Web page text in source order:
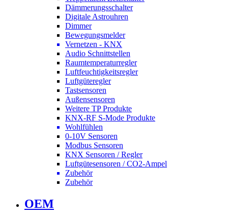
Dämmerungsschalter
Digitale Astrouhren
Dimmer
Bewegungsmelder
Vernetzen - KNX
Audio Schnittstellen
Raumtemperaturregler
Luftfeuchtigkeitsregler
Luftgüteregler
Tastsensoren
Außensensoren
Weitere TP Produkte
KNX-RF S-Mode Produkte
Wohlfühlen
0-10V Sensoren
Modbus Sensoren
KNX Sensoren / Regler
Luftgütesensoren / CO2-Ampel
Zubehör
Zubehör
OEM